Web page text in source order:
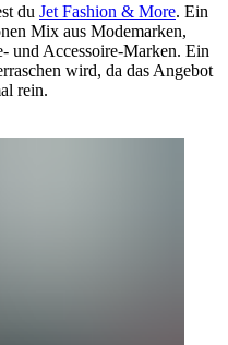
du Jet Fashion & More. Ein
Mix aus Modemarken,
und Accessoire-Marken. Ein
wird, da das Angebot
rein.